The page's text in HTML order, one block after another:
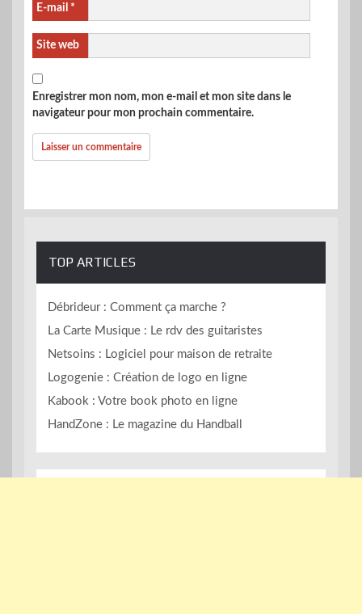
E-mail *
Site web
Enregistrer mon nom, mon e-mail et mon site dans le
navigateur pour mon prochain commentaire.
TOP ARTICLES
Débrideur : Comment ça marche ?
La Carte Musique : Le rdv des guitaristes
Netsoins : Logiciel pour maison de retraite
Logogenie : Création de logo en ligne
Kabook : Votre book photo en ligne
HandZone : Le magazine du Handball